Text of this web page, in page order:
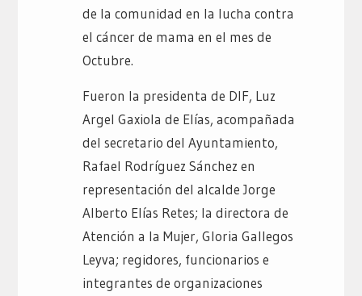
de la comunidad en la lucha contra
el cáncer de mama en el mes de
Octubre.
Fueron la presidenta de DIF, Luz
Argel Gaxiola de Elías, acompañada
del secretario del Ayuntamiento,
Rafael Rodríguez Sánchez en
representación del alcalde Jorge
Alberto Elías Retes; la directora de
Atención a la Mujer, Gloria Gallegos
Leyva; regidores, funcionarios e
integrantes de organizaciones